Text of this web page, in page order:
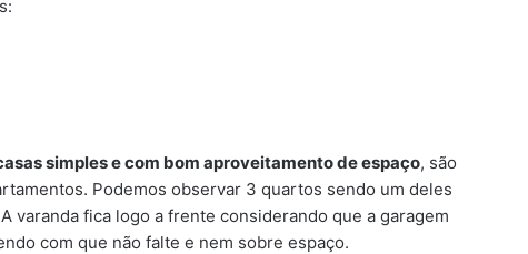
simples e com bom aproveitamento de espaço, são
Podemos observar 3 quartos sendo um deles
varanda fica logo a frente considerando que a garagem
com que não falte e nem sobre espaço.